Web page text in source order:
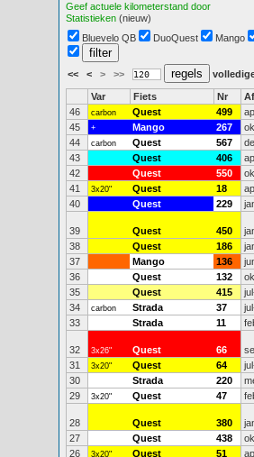
Geef actuele kilometerstand door
Statistieken (nieuw)
Bluevelo QB
DuoQuest Mango
<< < > >>
Var Fiets Nr
46
carbon Quest 499
45
+ Mango 267
44
carbon Quest 567
43
Quest 406
42
Quest 550
41
3x20" Quest 18
40
Quest 229
39 Quest 450
38
Quest 186
37
Mango 136
36
Quest 132
35
Quest 415
34
carbon Strada 37
33
Strada 11
32 3x26" Quest 66
31
3x20" Quest 64
30
Strada 220
29
3x20" Quest 47
28 Quest 380
27
Quest 438
26
3x20" Quest 51